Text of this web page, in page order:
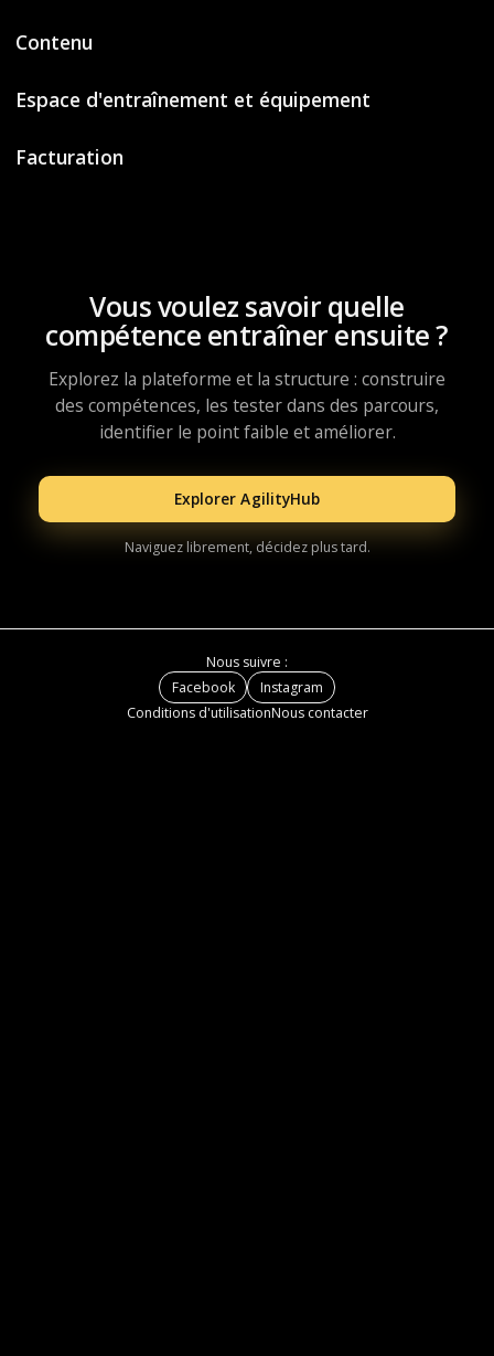
Contenu
Espace d'entraînement et équipement
Facturation
Vous voulez savoir quelle
compétence entraîner ensuite ?
Explorez la plateforme et la structure : construire
des compétences, les tester dans des parcours,
identifier le point faible et améliorer.
Explorer AgilityHub
Naviguez librement, décidez plus tard.
Nous suivre :
Facebook
Instagram
Conditions d'utilisationNous contacter